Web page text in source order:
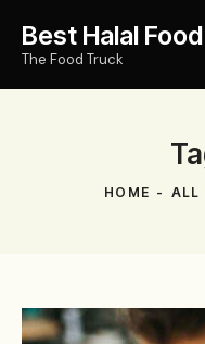
Best Halal Food
The Food Truck
HOME ALL